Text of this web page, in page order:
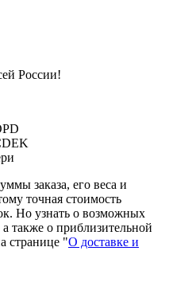
России!
заказа, его веса и
точная стоимость
Но узнать о возможных
также о приблизительной
странице "О доставке и